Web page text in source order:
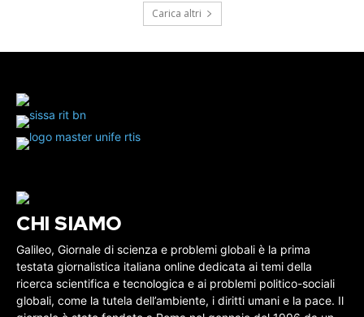
Carica altri
CHI SIAMO
Galileo, Giornale di scienza e problemi globali è la prima
testata giornalistica italiana online dedicata ai temi della
ricerca scientifica e tecnologica e ai problemi politico-sociali
globali, come la tutela dell’ambiente, i diritti umani e la pace. Il